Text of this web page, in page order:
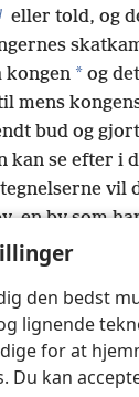
den bedst
lignende
for at
Du kan
eller told, og
kongen * og
mens
bud og
kan se efter i
vil
en by som
denne by
på at
og dens
have nogen